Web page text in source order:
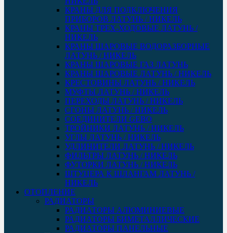
КРАНЫ ДЛЯ ПОДКЛЮЧЕНИЯ
ПРИБОРОВ ЛАТУНЬ / НИКЕЛЬ
КРАНЫ ТРЕХ-ХОДОВЫЕ ЛАТУНЬ /
НИКЕЛЬ
КРАНЫ ШАРОВЫЕ ВОДОРАЗБОРНЫЕ
ЛАТУНЬ / НИКЕЛЬ
КРАНЫ ШАРОВЫЕ ГАЗ ЛАТУНЬ
КРАНЫ ШАРОВЫЕ ЛАТУНЬ / НИКЕЛЬ
КРЕСТОВИНЫ ЛАТУНЬ / НИКЕЛЬ
МУФТЫ ЛАТУНЬ / НИКЕЛЬ
ПЕРЕХОДЫ ЛАТУНЬ / НИКЕЛЬ
СГОНЫ ЛАТУНЬ / НИКЕЛЬ
СОЕДИНИТЕЛИ GEBO
ТРОЙНИКИ ЛАТУНЬ / НИКЕЛЬ
УГЛЫ ЛАТУНЬ / НИКЕЛЬ
УДЛИНИТЕЛИ ЛАТУНЬ / НИКЕЛЬ
ФИЛЬТРЫ ЛАТУНЬ / НИКЕЛЬ
ФУТОРКИ ЛАТУНЬ / НИКЕЛЬ
ШТУЦЕРА К ШЛАНГАМ ЛАТУНЬ /
НИКЕЛЬ
ОТОПЛЕНИЕ
РАДИАТОРЫ
РАДИАТОРЫ АЛЮМИНИЕВЫЕ
РАДИАТОРЫ БИМЕТАЛЛИЧЕСКИЕ
РАДИАТОРЫ ПАНЕЛЬНЫЕ